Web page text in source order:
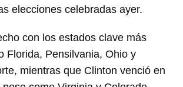
elecciones celebradas ayer.
con los estados clave más
Florida, Pensilvania, Ohio y
mientras que Clinton venció en